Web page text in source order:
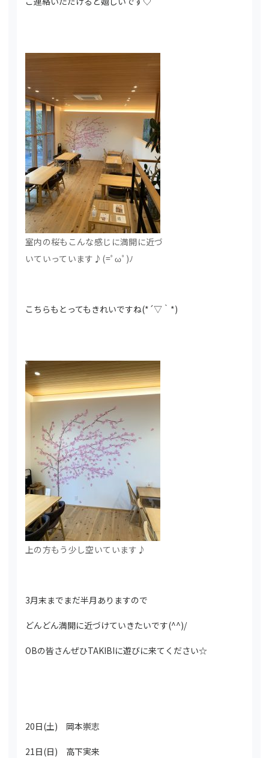
室内の桜もこんな感じに満開に近づ
いていっています♪(=ﾟωﾟ)ﾉ
こちらもとってもきれいですね(*´▽｀*)
上の方もう少し空いています♪
3月末までまだ半月ありますので
どんどん満開に近づけていきたいです(^^)/
OBの皆さんぜひTAKIBIに遊びに来てください☆
20日(土) 岡本崇志
21日(日) 高下実来